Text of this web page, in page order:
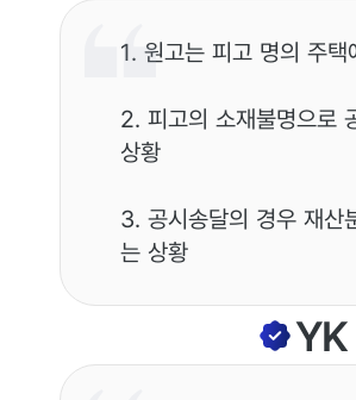
1. 원고는 피고 명의 주
2. 피고의 소재불명으로
상황
3. 공시송달의 경우 재산
는 상황
YK